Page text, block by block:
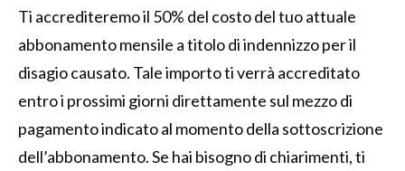
Ti accrediteremo il 50% del costo del tuo attuale
abbonamento mensile a titolo di indennizzo per il
disagio causato. Tale importo ti verrà accreditato
entro i prossimi giorni direttamente sul mezzo di
pagamento indicato al momento della sottoscrizione
dell’abbonamento. Se hai bisogno di chiarimenti, ti